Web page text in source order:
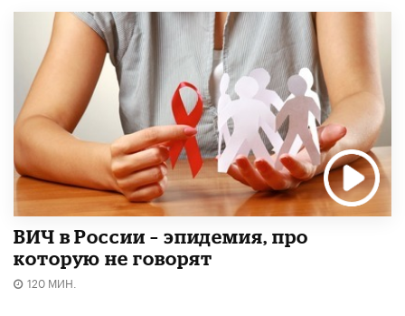
ВИЧ в России – эпидемия, про
которую не говорят
120 МИН.